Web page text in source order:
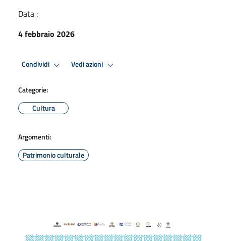
Data :
4 febbraio 2026
Condividi Vedi azioni
Categorie:
Cultura
Argomenti:
Patrimonio culturale